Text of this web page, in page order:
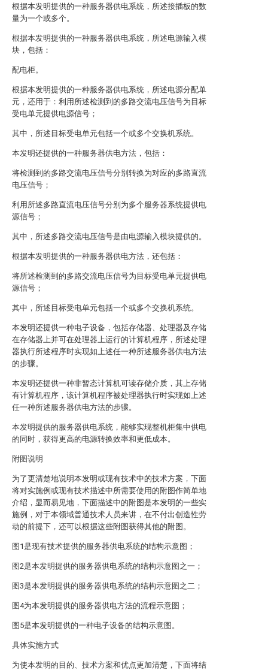
根据本发明提供的一种服务器供电系统，所述接插板的数
量为一个或多个。
根据本发明提供的一种服务器供电系统，所述电源输入模
块，包括：
配电柜。
根据本发明提供的一种服务器供电系统，所述电源分配单
元，还用于：利用所述检测到的多路交流电压信号为目标
受电单元提供电源信号；
其中，所述目标受电单元包括一个或多个交换机系统。
本发明还提供的一种服务器供电方法，包括：
将检测到的多路交流电压信号分别转换为对应的多路直流
电压信号；
利用所述多路直流电压信号分别为多个服务器系统提供电
源信号；
其中，所述多路交流电压信号是由电源输入模块提供的。
根据本发明提供的一种服务器供电方法，还包括：
将所述检测到的多路交流电压信号为目标受电单元提供电
源信号；
其中，所述目标受电单元包括一个或多个交换机系统。
本发明还提供一种电子设备，包括存储器、处理器及存储
在存储器上并可在处理器上运行的计算机程序，所述处理
器执行所述程序时实现如上述任一种所述服务器供电方法
的步骤。
本发明还提供一种非暂态计算机可读存储介质，其上存储
有计算机程序，该计算机程序被处理器执行时实现如上述
任一种所述服务器供电方法的步骤。
本发明提供的服务器供电系统，能够实现整机柜集中供电
的同时，获得更高的电源转换效率和更低成本。
附图说明
为了更清楚地说明本发明或现有技术中的技术方案，下面
将对实施例或现有技术描述中所需要使用的附图作简单地
介绍，显而易见地，下面描述中的附图是本发明的一些实
施例，对于本领域普通技术人员来讲，在不付出创造性劳
动的前提下，还可以根据这些附图获得其他的附图。
图1是现有技术提供的服务器供电系统的结构示意图；
图2是本发明提供的服务器供电系统的结构示意图之一；
图3是本发明提供的服务器供电系统的结构示意图之二；
图4为本发明提供的服务器供电方法的流程示意图；
图5是本发明提供的一种电子设备的结构示意图。
具体实施方式
为使本发明的目的、技术方案和优点更加清楚，下面将结